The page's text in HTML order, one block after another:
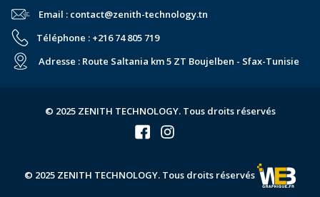
Email : contact@zenith-technology.tn
Téléphone : +216 74 805 719
Adresse : Route Saltania km 5 ZT Boujelben - Sfax-Tunisie
© 2025 ZENITH TECHNOLOGY. Tous droits réservés
© 2025 ZENITH TECHNOLOGY. Tous droits réservés